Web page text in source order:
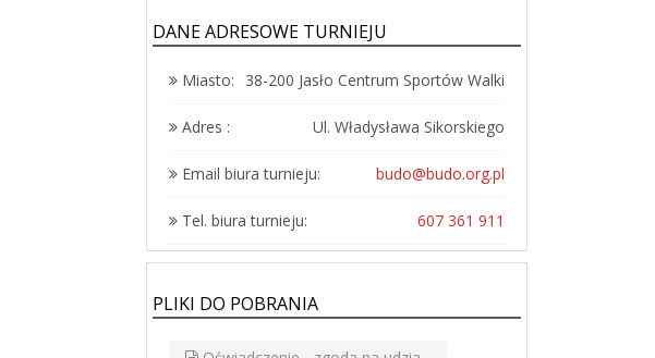
DANE ADRESOWE TURNIEJU
Miasto: 38-200 Jasło Centrum Sportów Walki
Adres : Ul. Władysława Sikorskiego
Email biura turnieju: budo@budo.org.pl
Tel. biura turnieju: 607 361 911
PLIKI DO POBRANIA